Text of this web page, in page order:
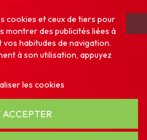
cookies et ceux de tiers pour
montrer des publicités liées à
habitudes de navigation.
à son utilisation, appuyez
les cookies
ACCEPTER